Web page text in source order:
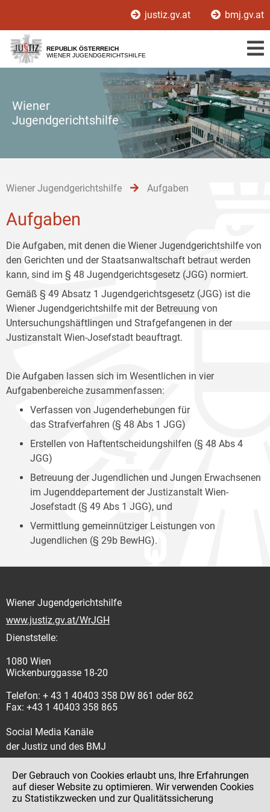
[1]
[2]
[3]
justiz.gv.at bmj.gv.at
REPUBLIK ÖSTERREICH
WIENER JUGENDGERICHTSHILFE
Wiener
Jugendgerichtshilfe
Wiener Jugendgerichtshilfe Aufgaben
Aufgaben
Die Aufgaben, mit denen die Wiener Jugendgerichtshilfe von
den Gerichten und der Staatsanwaltschaft betraut werden
kann, sind im § 48 Jugendgerichtsgesetz (JGG) normiert.
Gemäß § 49 Absatz 1 Jugendgerichtsgesetz (JGG) ist die
Wiener Jugendgerichtshilfe mit der Betreuung von
Untersuchungshäftlingen und Strafgefangenen in der
Justizanstalt Wien-Josefstadt beauftragt.
Die Aufgaben lassen sich im Wesentlichen in vier
Aufgabenbereiche zusammenfassen:
Verfassen von Jugenderhebungen für
das Strafverfahren (§ 48 Abs 1 JGG)
Erstellen von Haftentscheidungshilfen (§ 48 Abs 4
JGG)
Betreuung der Jugendlichen und Jungen Erwachsenen
im Jugenddepartement der Justizanstalt Wien-
Josefstadt (§ 49 Abs 1 JGG), und
Vermittlung gemeinnütziger Leistungen von
Jugendlichen (§ 29b BewHG).
Wiener Jugendgerichtshilfe
www.justiz.gv.at/WrJGH
Dienststelle:
1080 Wien
Wickenburggasse 18-20
Telefon: + 43 1 40403 358 DW 861 oder 862
Fax: +43 1 40403 358 865
Social Media Kanäle
der Justiz und des BMJ
Impressum
Der Gebrauch von Cookies erlaubt uns, Ihre Erfahrungen
auf dieser Website zu optimieren. Wir verwenden Cookies
zu Statistikzwecken und zur Qualitätssicherung